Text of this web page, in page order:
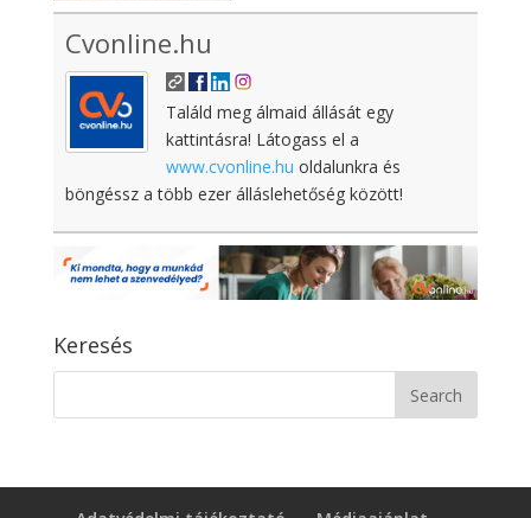
Cvonline.hu
Találd meg álmaid állását egy
kattintásra! Látogass el a
www.cvonline.hu oldalunkra és
böngéssz a több ezer álláslehetőség között!
Keresés